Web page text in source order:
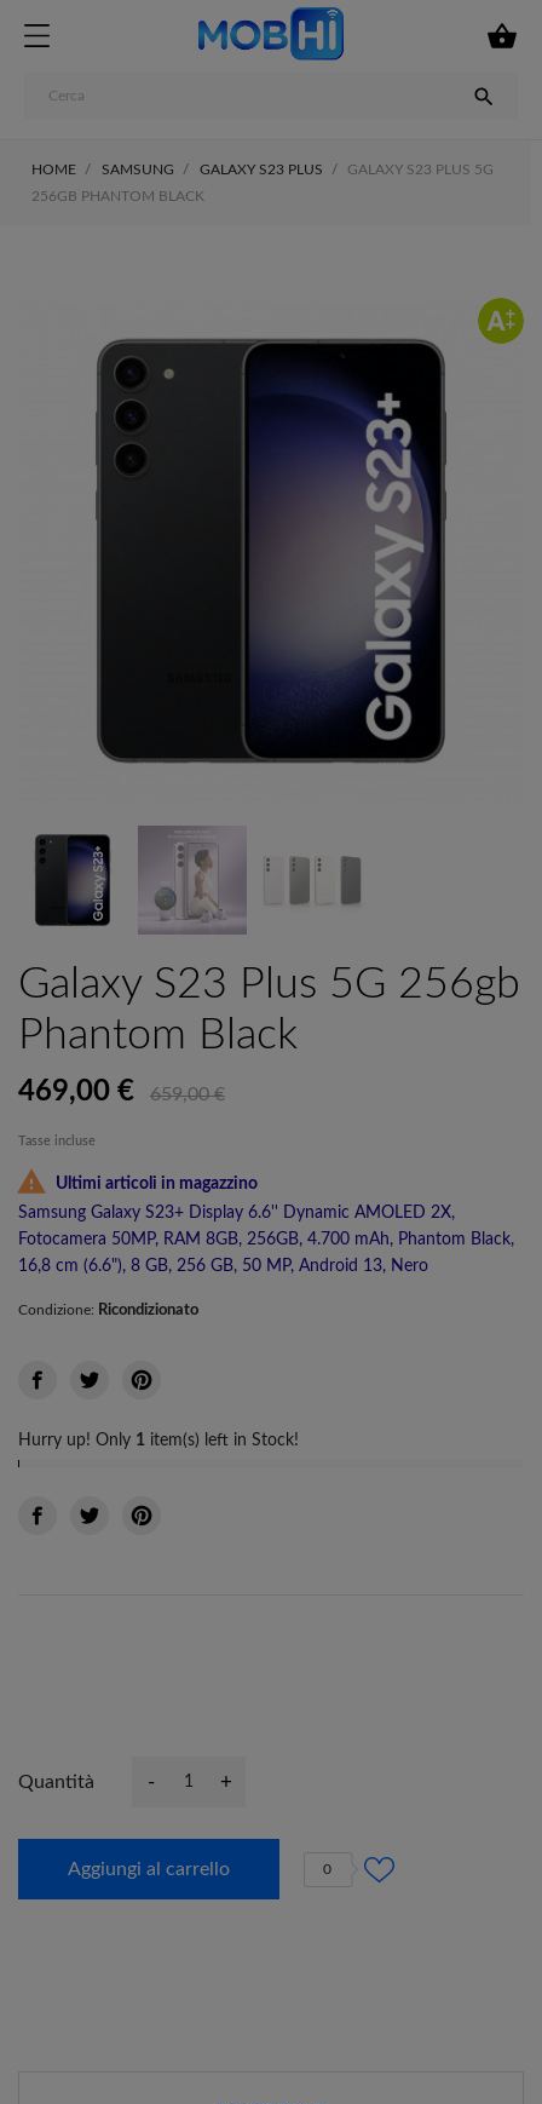


HOME SAMSUNG GALAXY S23 PLUS
GALAXY S23 PLUS 5G
256GB PHANTOM BLACK
Galaxy S23 Plus 5G 256gb
Phantom Black
469,00 € 659,00 €
Tasse incluse

Ultimi articoli in magazzino
Samsung Galaxy S23+ Display 6.6'' Dynamic AMOLED 2X,
Fotocamera 50MP, RAM 8GB, 256GB, 4.700 mAh, Phantom Black,
16,8 cm (6.6"), 8 GB, 256 GB, 50 MP, Android 13, Nero
Condizione: Ricondizionato
Hurry up! Only 1 item(s) left in Stock!
Quantità - +
Aggiungi al carrello 0